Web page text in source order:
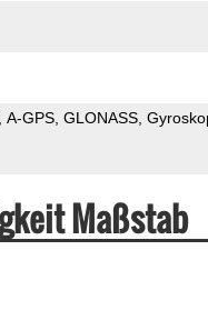
A-GPS GLONASS
Maßstab